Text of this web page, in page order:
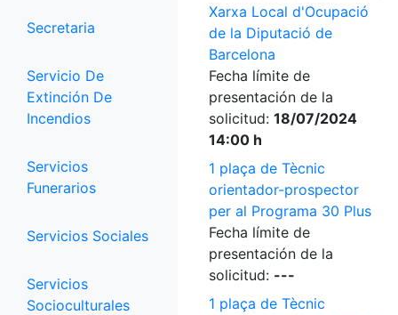
Secretaria
Servicio De
Extinción De
Incendios
Servicios
Funerarios
Servicios Sociales
Servicios
Socioculturales
Xarxa Local d'Ocupació
de la Diputació de
Barcelona
Fecha límite de
presentación de la
solicitud: 18/07/2024
14:00 h
1 plaça de Tècnic
orientador-prospector
per al Programa 30 Plus
Fecha límite de
presentación de la
solicitud: ---
1 plaça de Tècnic